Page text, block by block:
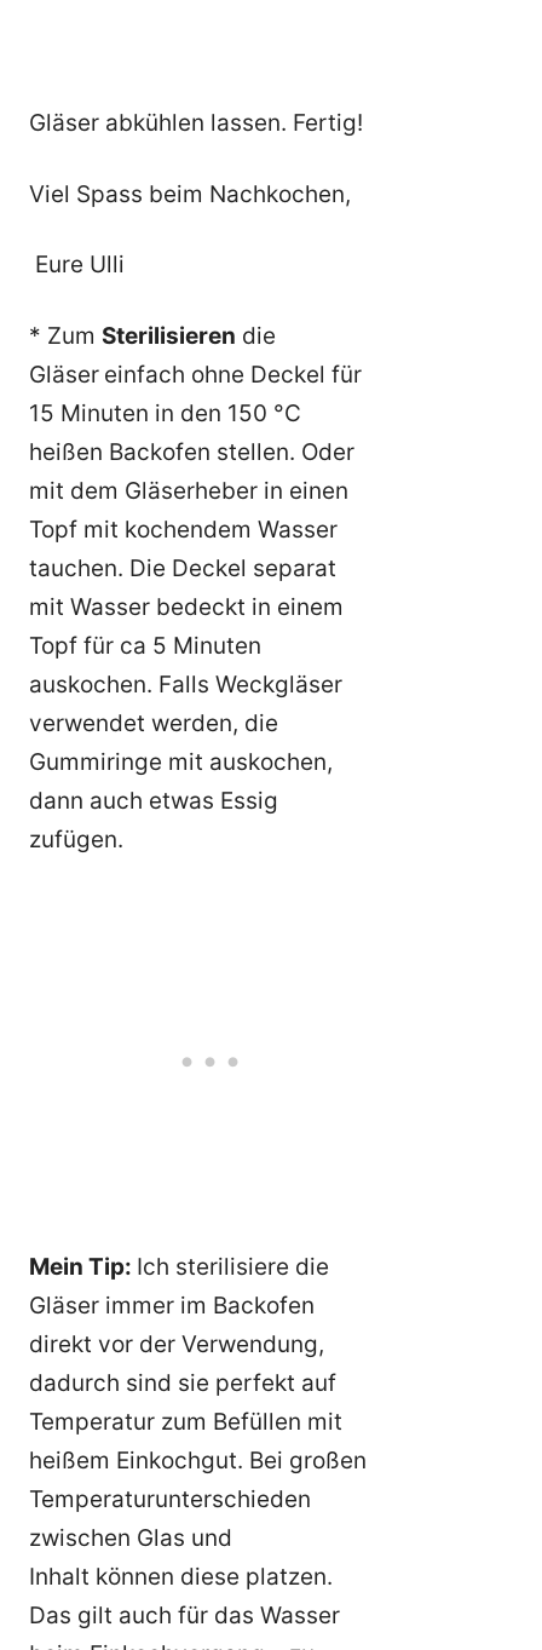
Gläser abkühlen lassen. Fertig!
Viel Spass beim Nachkochen,
Eure Ulli
* Zum Sterilisieren die
Gläser einfach ohne Deckel für
15 Minuten in den 150 °C
heißen Backofen stellen. Oder
mit dem Gläserheber in einen
Topf mit kochendem Wasser
tauchen. Die Deckel separat
mit Wasser bedeckt in einem
Topf für ca 5 Minuten
auskochen. Falls Weckgläser
verwendet werden, die
Gummiringe mit auskochen,
dann auch etwas Essig
zufügen.
Mein Tip: Ich sterilisiere die
Gläser immer im Backofen
direkt vor der Verwendung,
dadurch sind sie perfekt auf
Temperatur zum Befüllen mit
heißem Einkochgut. Bei großen
Temperaturunterschieden
zwischen Glas und
Inhalt können diese platzen.
Das gilt auch für das Wasser